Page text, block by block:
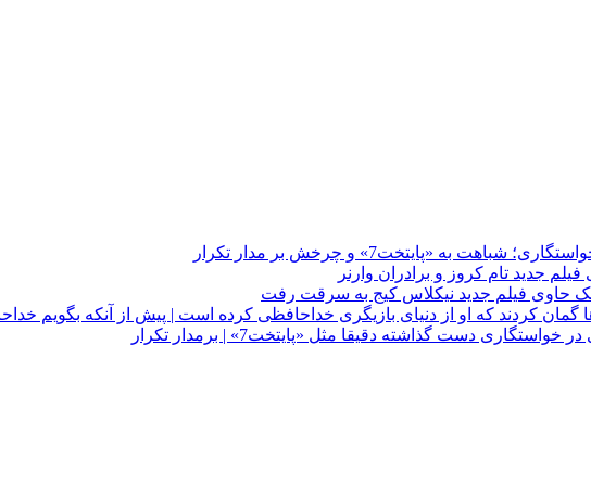
به «پایتخت7» و چرخش بر مدار تکرار
کردند که او از دنیای بازیگری خداحافظی کرده است | پیش از آنکه بگویم
دست گذاشته دقیقا مثل «پایتخت7» | برمدار تکرار